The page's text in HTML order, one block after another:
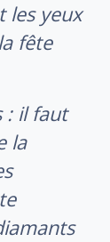
les yeux
fête
: il faut
la